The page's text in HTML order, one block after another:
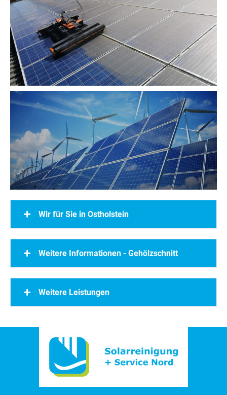
Wir für Sie in Ostholstein
Weitere Informationen - Gehölzschnitt
Weitere Leistungen